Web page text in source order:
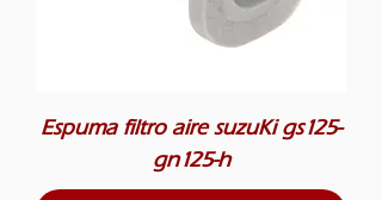
Espuma filtro aire suzuKi gs125-
gn125-h